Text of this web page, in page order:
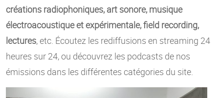
créations radiophoniques, art sonore, musique
électroacoustique et expérimentale, field recording,
lectures, etc. Écoutez les rediffusions en streaming 24
heures sur 24, ou découvrez les podcasts de nos
émissions dans les différentes catégories du site.